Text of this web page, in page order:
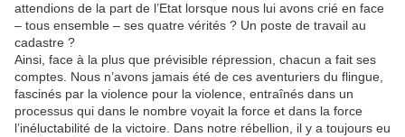
attendions de la part de l’Etat lorsque nous lui avons crié en face
– tous ensemble – ses quatre vérités ? Un poste de travail au
cadastre ?
Ainsi, face à la plus que prévisible répression, chacun a fait ses
comptes. Nous n’avons jamais été de ces aventuriers du flingue,
fascinés par la violence pour la violence, entraînés dans un
processus qui dans le nombre voyait la force et dans la force
l’inéluctabilité de la victoire. Dans notre rébellion, il y a toujours eu